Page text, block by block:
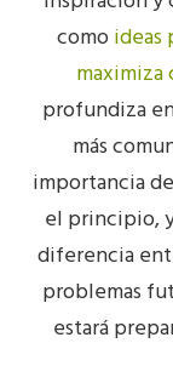
comoideas
maximiza
profundiza
más
importancia
el principio,
diferencia
problemas
estará